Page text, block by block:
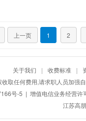
上一页 1 2
关于我们 | 收费标准 |
取任何费用,请求职人员加强
号-5 | 增值电信业务经营
江苏高